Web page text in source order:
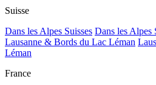
Suisse
Dans les Alpes Suisses Dans les Alpes
Lausanne & Bords du Lac Léman
Léman
France